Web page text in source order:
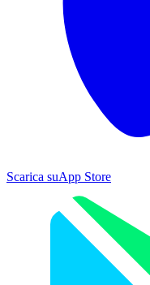
Scarica suApp Store